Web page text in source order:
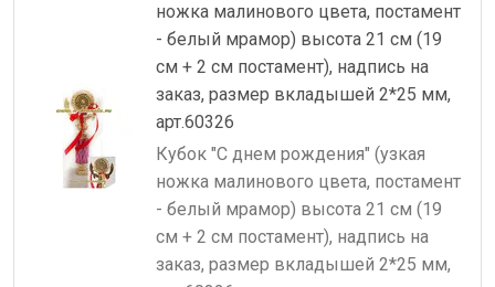
ножка малинового цвета, постамент
- белый мрамор) высота 21 см (19
см + 2 см постамент), надпись на
заказ, размер вкладышей 2*25 мм,
арт.60326
Кубок "С днем рождения" (узкая
ножка малинового цвета, постамент
- белый мрамор) высота 21 см (19
см + 2 см постамент), надпись на
заказ, размер вкладышей 2*25 мм,